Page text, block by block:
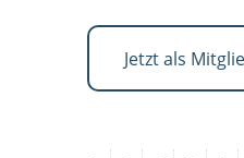
Jetzt als